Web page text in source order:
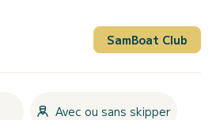
SamBoat Club
Avec ou sans skipper